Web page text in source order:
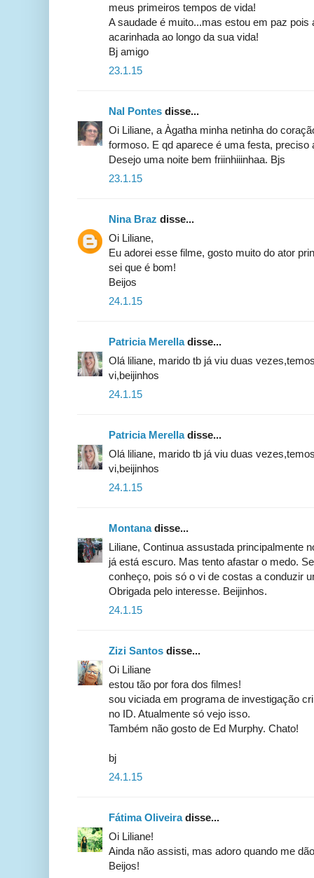
meus primeiros tempos de vida!
A saudade é muito...mas estou em paz pois
acarinhada ao longo da sua vida!
Bj amigo
23.1.15
Nal Pontes disse...
Oi Liliane, a Àgatha minha netinha do
formoso. E qd aparece é uma festa, preciso
Desejo uma noite bem friinhiiinhaa. Bjs
23.1.15
Nina Braz disse...
Oi Liliane,
Eu adorei esse filme, gosto muito do ator
sei que é bom!
Beijos
24.1.15
Patricia Merelladisse...
Olá liliane, marido tb já viu duas
vi,beijinhos
24.1.15
Patricia Merelladisse...
Olá liliane, marido tb já viu duas
vi,beijinhos
24.1.15
Montanadisse...
Liliane, Continua assustada principalmente
já está escuro. Mas tento afastar o medo.
conheço, pois só o vi de costas a conduzir
Obrigada pelo interesse. Beijinhos.
24.1.15
Zizi Santos disse...
Oi Liliane
estou tão por fora dos filmes!
sou viciada em programa de investigação
no ID. Atualmente só vejo isso.
Também não gosto de Ed Murphy. Chato!
bj
24.1.15
Fátima Oliveiradisse...
Oi Liliane!
Ainda não assisti, mas adoro quando me
Beijos!